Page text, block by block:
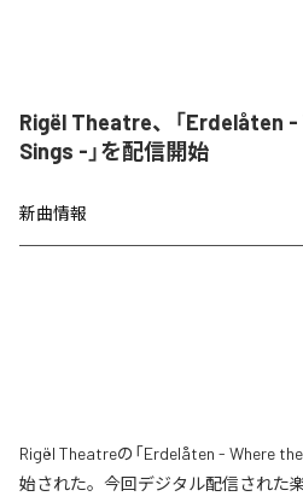
Rigël Theatre、「Erdelåten
Sings -」を配信開始
新曲情報
Rigël Theatreの「Erdelåten - Where
始された。今回デジタル配信された